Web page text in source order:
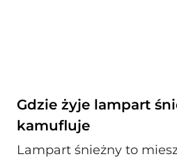
Gdzie żyje lampart
kamufluje
Lampart śnieżny to